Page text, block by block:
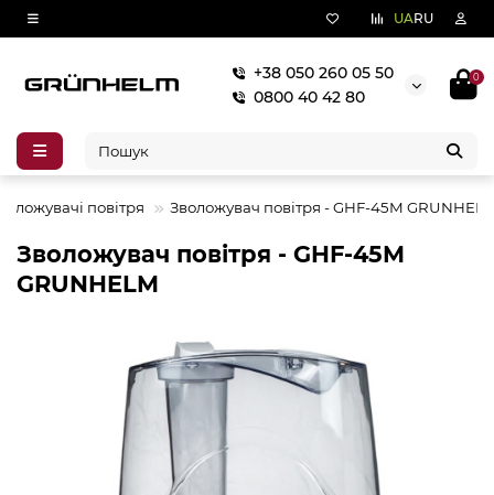
UARU
+38 050 260 05 50
0800 40 42 80
0
повітря Зволожувач повітря - GHF-45M
Зволожувач повітря - GHF-45M
GRUNHELM